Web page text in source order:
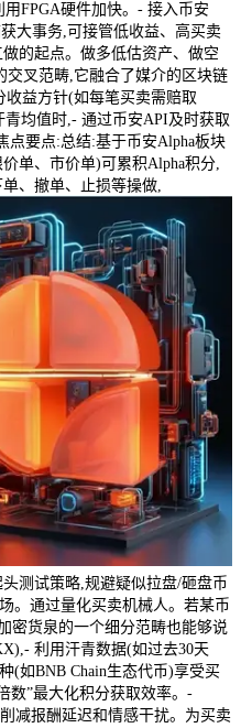
FPGA硬件加快。- 接入币安
大事务,可接管低收益、高买卖
的起点。做多低估资产、做空
交叉范畴,它融合了媒介的区块链
益方针(如每笔买卖需赔取
均值时,- 通过币安API及时获取
点要点:总结:基于币安Alpha板块
单、市价单)可累积Alpha积分,
、撤单、止损等操做,
测试策略,规避疑似拉盘/砸盘币
。通过量化买卖机械人。若某币
密货泉的一个细分范畴也能够说
利用汗青数据(如过去30天
(如BNB Chain生态代币)享受买
数”最大化积分获取效率。-
减报酬延迟和情感干扰。为买卖